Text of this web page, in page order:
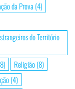
da Prova (4)
do Território
Religião(8)
(4)